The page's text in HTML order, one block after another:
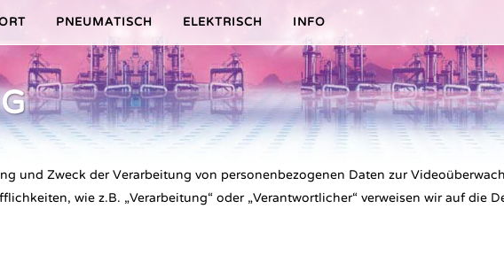
PNEUMATISCH
VORTEILE EDITION 2010
SERVICE VIDEOS
VORTEILE HEAVY-DUTY
ELEKTRISCH
(20-100NM)
SERIE
VRX/VSX/VTX-SERIE (25-1000NM)
VORTEILE V-SERIE
VORTEILE VT
MT-SERIE (25-
INFO
und Zweck der Verarbeitung von personenbezogenen Daten zur
wie z.B. „Verarbeitung“ oder „Verantwortlicher“ verweisen wir auf die